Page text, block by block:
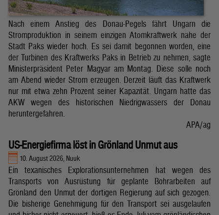
Nach einem Anstieg des Donau-Pegels fährt Ungarn die
Stromproduktion in seinem einzigen Atomkraftwerk nahe der
Stadt Paks wieder hoch. Es sei damit begonnen worden, eine
der Turbinen des Kraftwerks Paks in Betrieb zu nehmen, sagte
Ministerpräsident Peter Magyar am Montag. Diese solle noch
am Abend wieder Strom erzeugen. Derzeit läuft das Kraftwerk
nur mit etwa zehn Prozent seiner Kapazität. Ungarn hatte das
AKW wegen des historischen Niedrigwassers der Donau
heruntergefahren.
APA/ag
US-Energiefirma löst in Grönland Unmut aus
10. August 2026, Nuuk
Ein texanisches Explorationsunternehmen hat wegen des
Transports von Ausrüstung für geplante Bohrarbeiten auf
Grönland den Unmut der dortigen Regierung auf sich gezogen.
Die bisherige Genehmigung für den Transport sei ausgelaufen